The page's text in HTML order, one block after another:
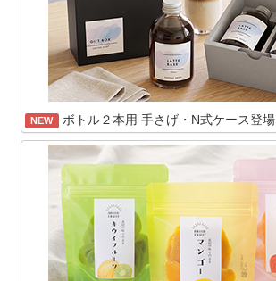
NEW ボトル２本用 手さげ・N式ケース登場